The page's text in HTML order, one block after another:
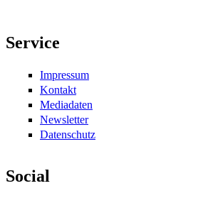
Service
Impressum
Kontakt
Mediadaten
Newsletter
Datenschutz
Social